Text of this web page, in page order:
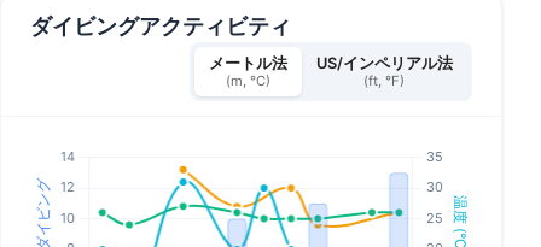
ダイビングアクティビティ
メートル法
(m, °C)
US/インペリアル法
(ft, °F)